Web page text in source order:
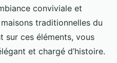
conviviale et
traditionnelles du
sur ces éléments, vous
et chargé d’histoire.